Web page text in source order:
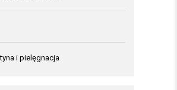
i pielęgnacja